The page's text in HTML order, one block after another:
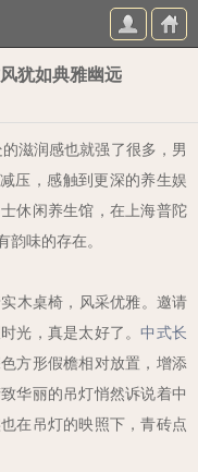
犹如典雅幽远
滋润感也就强了很多，男
压，感触到更深的养生娱
休闲养生馆，在上海普陀
韵味的存在。
木桌椅，风采优雅。邀请
光，真是太好了。中式长
方形假檐相对放置，增添
华丽的吊灯悄然诉说着中
在吊灯的映照下，青砖点